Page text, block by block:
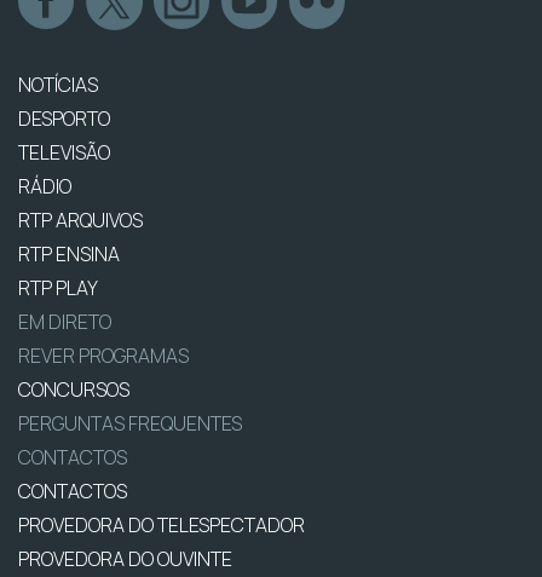
NOTÍCIAS
DESPORTO
TELEVISÃO
RÁDIO
RTP ARQUIVOS
RTP ENSINA
RTP PLAY
EM DIRETO
REVER PROGRAMAS
CONCURSOS
PERGUNTAS FREQUENTES
CONTACTOS
CONTACTOS
PROVEDORA DO TELESPECTADOR
PROVEDORA DO OUVINTE